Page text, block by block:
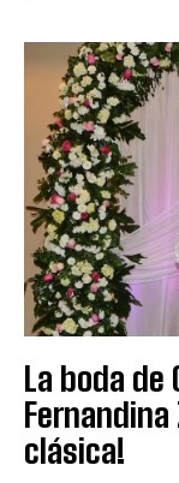
La boda de
clásica!